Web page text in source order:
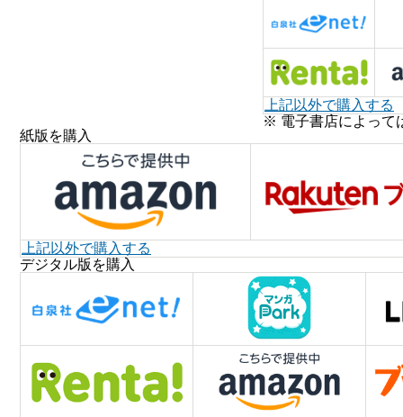
上記以外で購入する
※ 電子書店によって
紙版を購入
上記以外で購入する
デジタル版を購入